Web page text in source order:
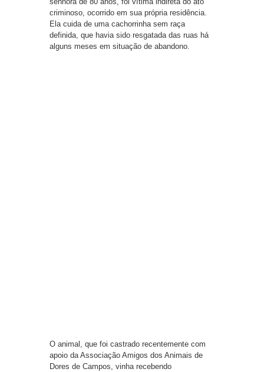
criminoso, ocorrido em sua própria residência.
Ela cuida de uma cachorrinha sem raça
definida, que havia sido resgatada das ruas há
alguns meses em situação de abandono.
O animal, que foi castrado recentemente com
apoio da Associação Amigos dos Animais de
Dores de Campos, vinha recebendo